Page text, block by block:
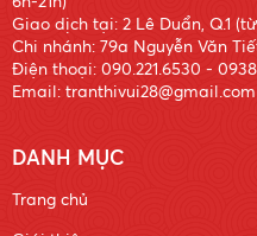
Giao dịch tại: 2 Lê Duẩn, Q.1
Chi nhánh: 79a Nguyễn Văn
Điện thoại: 090.221.6530 -
Email: tranthivui28@gmail.com
DANH MỤC
Trang chủ